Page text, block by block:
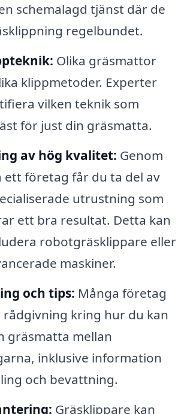
schemalagd tjänst där de
regelbundet.
Olika gräsmattor
klippmetoder. Experter
vilken teknik som
för just din gräsmatta.
av hög kvalitet: Genom
ett företag får du ta del av
utrustning som
ett bra resultat. Detta kan
robotgräsklippare eller
maskiner.
och tips: Många företag
kring hur du kan
gräsmatta mellan
inklusive information
och bevattning.
Gräsklippare kan